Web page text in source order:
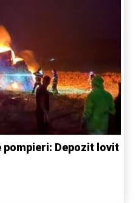
pompieri: Depozit lovit